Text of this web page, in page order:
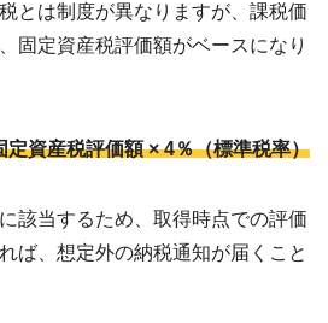
とは制度が異なりますが、課税価
固定資産税評価額がベースになり
定資産税評価額 × 4％（標準税率）
該当するため、取得時点での評価
ば、想定外の納税通知が届くこと